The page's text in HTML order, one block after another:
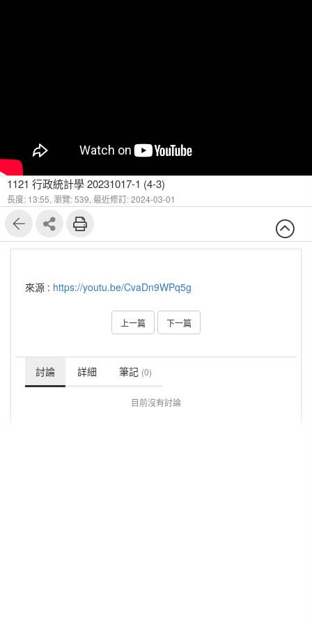
1121 行政統計學 20231017-1 (4-3)
長度: 13:55, 瀏覽: 539, 最近修訂: 2024-03-01
來源 : https://youtu.be/CvaDn9WPq5g
上一篇 下一篇
討論 詳細 筆記 (0)
目前沒有討論